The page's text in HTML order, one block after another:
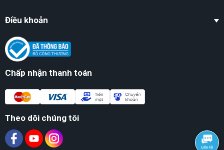
Điều khoản
Chấp nhận thanh toán
Theo dõi chúng tôi